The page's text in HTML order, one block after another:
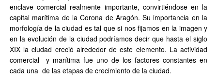
enclave comercial realmente importante, convirtiéndose en la
capital marítima de la Corona de Aragón. Su importancia en la
morfología de la ciudad es tal que si nos fijamos en la imagen y
en la evolución de la ciudad podríamos decir que hasta el siglo
XIX la ciudad creció alrededor de este elemento. La actividad
comercial y marítima fue uno de los factores constantes en
cada una de las etapas de crecimiento de la ciudad.